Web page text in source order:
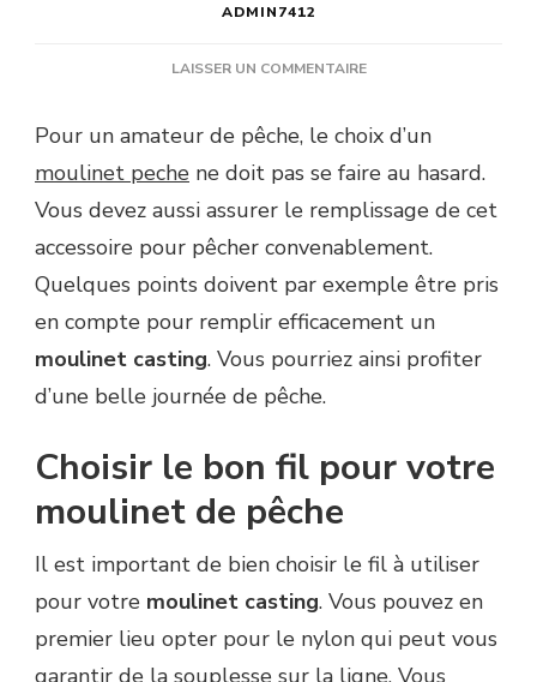
ADMIN7412
LAISSER UN COMMENTAIRESUR
UN
MOULINET
?
Pour un amateur de pêche, le choix d’un
moulinet peche ne doit pas se faire au hasard.
Vous devez aussi assurer le remplissage de cet
accessoire pour pêcher convenablement.
Quelques points doivent par exemple être pris
en compte pour remplir efficacement un
moulinet casting. Vous pourriez ainsi profiter
d’une belle journée de pêche.
Choisir le bon fil pour votre
moulinet de pêche
Il est important de bien choisir le fil à utiliser
pour votre moulinet casting. Vous pouvez en
premier lieu opter pour le nylon qui peut vous
garantir de la souplesse sur la ligne. Vous